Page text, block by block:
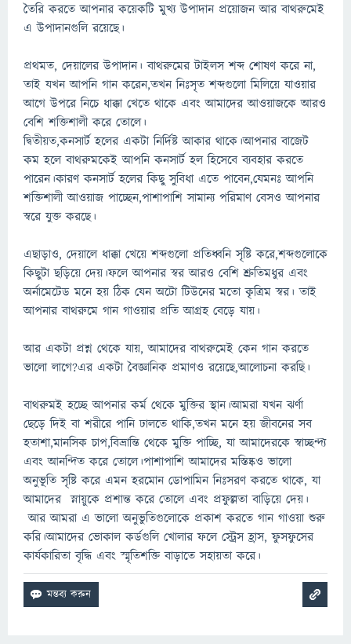
তৈরি করতে আপনার কয়েকটি মুখ্য উপাদান প্রয়োজন আর বাথরুমেই
এ উপাদানগুলি রয়েছে।
প্রথমত, দেয়ালের উপাদান। বাথরুমের টাইলস শব্দ শোষণ করে না,
তাই যখন আপনি গান করেন,তখন নিঃসৃত শব্দগুলো মিলিয়ে যাওয়ার
আগে উপরে নিচে ধাক্কা খেতে থাকে এবং আমাদের আওয়াজকে আরও
বেশি শক্তিশালী করে তোলে।
দ্বিতীয়ত,কনসার্ট হলের একটা নির্দিষ্ট আকার থাকে।আপনার বাজেট
কম হলে বাথরুমকেই আপনি কনসার্ট হল হিসেবে ব্যবহার করতে
পারেন।কারণ কনসার্ট হলের কিছু সুবিধা এতে পাবেন,যেমনঃ আপনি
শক্তিশালী আওয়াজ পাচ্ছেন,পাশাপাশি সামান্য পরিমাণ বেসও আপনার
স্বরে যুক্ত করছে।
এছাড়াও, দেয়ালে ধাক্কা খেয়ে শব্দগুলো প্রতিধ্বনি সৃষ্টি করে,শব্দগুলোকে
কিছুটা ছড়িয়ে দেয়।ফলে আপনার স্বর আরও বেশি শ্রুতিমধুর এবং
অর্নামেটেড মনে হয় ঠিক যেন অটো টিউনের মতো কৃত্রিম স্বর। তাই
আপনার বাথরুমে গান গাওয়ার প্রতি আগ্রহ বেড়ে যায়।
আর একটা প্রশ্ন থেকে যায়, আমাদের বাথরুমেই কেন গান করতে
ভালো লাগে?এর একটা বৈজ্ঞানিক প্রমাণও রয়েছে,আলোচনা করছি।
বাথরুমই হচ্ছে আপনার কর্ম থেকে মুক্তির স্থান।আমরা যখন ঝর্ণা
ছেড়ে দিই বা শরীরে পানি ঢালতে থাকি,তখন মনে হয় জীবনের সব
হতাশা,মানসিক চাপ,বিভ্রান্তি থেকে মুক্তি পাচ্ছি, যা আমাদেরকে স্বাচ্ছন্দ্য
এবং আনন্দিত করে তোলে।পাশাপাশি আমাদের মস্তিষ্কও ভালো
অনুভূতি সৃষ্টি করে এমন হরমোন ডোপামিন নিঃসরণ করতে থাকে, যা
আমাদের স্নায়ুকে প্রশান্ত করে তোলে এবং প্রফুল্লতা বাড়িয়ে দেয়।
আর আমরা এ ভালো অনুভুতিগুলোকে প্রকাশ করতে গান গাওয়া শুরু
করি।আমাদের ভোকাল কর্ডগুলি খোলার ফলে স্ট্রেস হ্রাস, ফুসফুসের
কার্যকারিতা বৃদ্ধি এবং স্মৃতিশক্তি বাড়াতে সহায়তা করে।